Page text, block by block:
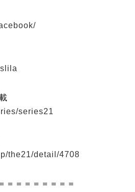
series21
the21/detail/4708
＝＝＝＝＝＝＝＝